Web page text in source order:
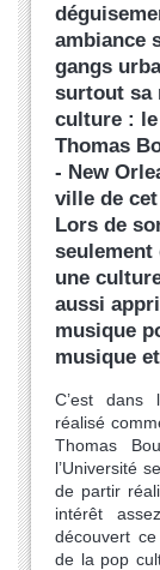
ambiance
gangs
surtout sa
culture :
Thomas
- New
ville de
Lors de
seulement
une
aussi
musique
musique
C’est dans
réalisé
Thomas
l’Université
de partir
intérêt
découvert
de la pop